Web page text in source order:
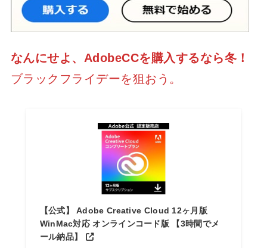
なんにせよ、AdobeCCを購入するなら冬！
ブラックフライデーを狙おう。
【公式】 Adobe Creative Cloud 12ヶ月版
WinMac対応 オンラインコード版 【3時間でメ
ール納品】